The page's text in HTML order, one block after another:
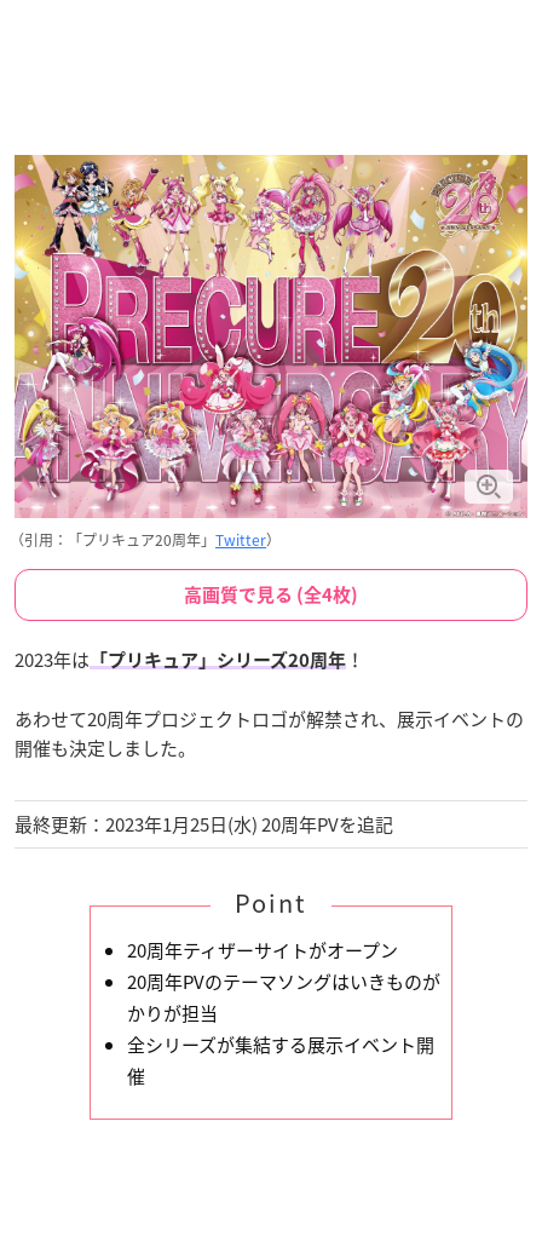
（引用：「プリキュア20周年」 Twitter）
高画質で見る (全4枚)
2023年は 「プリキュア」シリーズ20周年 ！
あわせて20周年プロジェクトロゴが解禁され、展示イベントの
開催も決定しました。
最終更新：2023年1月25日(水) 20周年PVを追記
Point
20周年ティザーサイトがオープン
20周年PVのテーマソングはいきものが
かりが担当
全シリーズが集結する展示イベント開
催